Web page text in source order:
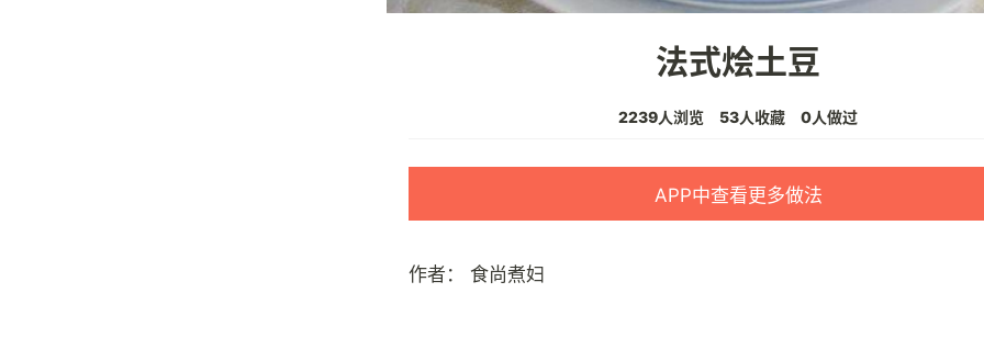
法式烩土豆
2239人浏览 53人收藏 0人做过
APP中查看更多做法
作者： 食尚煮妇